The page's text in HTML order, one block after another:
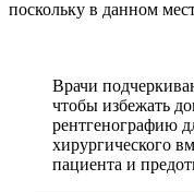
поскольку в данном
Врачи
чтобы избежать
рентгенографию
хирургического
пациента и